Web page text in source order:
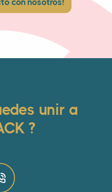
con nosotros!
unir a
?